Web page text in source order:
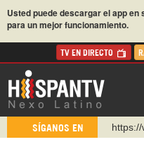
Usted puede descargar el app en
para un mejor funcionamiento.
TV EN DIRECTO
SÍGANOS EN